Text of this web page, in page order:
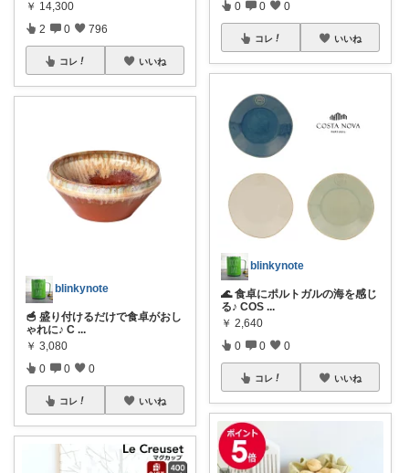
￥ 14,300
2 0 796
コレ いいね
blinkynote
🥣 盛り付けるだけで食卓がおし
ゃれに♪ C ...
￥ 3,080
0 0 0
コレ いいね
0 0 0
コレ いいね
blinkynote
🌊 食卓にポルトガルの海を感じ
る♪ COS ...
￥ 2,640
0 0 0
コレ いいね